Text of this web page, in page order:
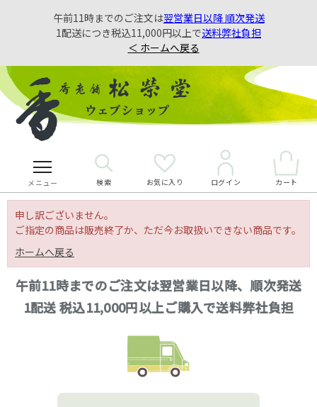
午前11時までのご注文は翌営業日以降 順次発送
1配送につき税込11,000円以上で送料弊社負担
＜ ホームへ戻る
メニュー 検索 お気に入り ログイン カート
申し訳ございません。
ご指定の商品は販売終了か、ただ今お取扱いできない商品です。
ホームへ戻る
午前11時までのご注文は翌営業日以降、順次発送
1配送 税込11,000円以上ご購入で送料弊社負担